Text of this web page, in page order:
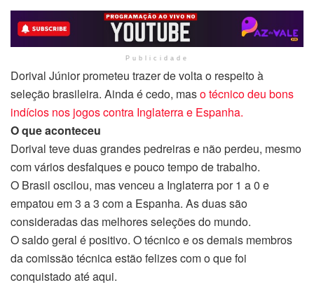
Publicidade
Dorival Júnior prometeu trazer de volta o respeito à
seleção brasileira. Ainda é cedo, maso técnico deu bons
indícios nos jogos contra Inglaterra e Espanha.
O que aconteceu
Dorival teve duas grandes pedreiras e não perdeu, mesmo
com vários desfalques e pouco tempo de trabalho.
O Brasil oscilou, mas venceu a Inglaterra por 1 a 0 e
empatou em 3 a 3 com a Espanha. As duas são
consideradas das melhores seleções do mundo.
O saldo geral é positivo. O técnico e os demais membros
da comissão técnica estão felizes com o que foi
conquistado até aqui.